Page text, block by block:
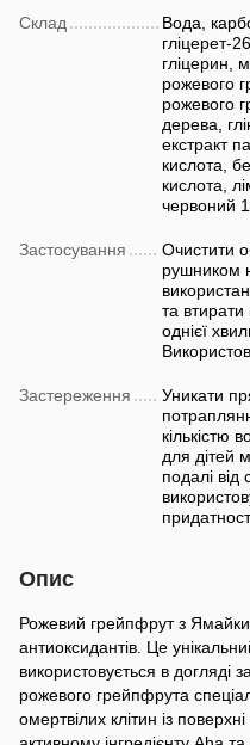
Склад
Вода,
гліцерет-
гліцерин,
рожевого
рожевого
дерева,
екстракт
кислота,
кислота,
червоний
Застосування
Очистити
рушником
та
однієї
Застереження
Уникати
кількістю
для дітей
подалі
Опис
Рожевий грейпфрут з
антиоксидантів. Це
використовується в догляді
рожевого грейпфрута
омертвілих клітин із